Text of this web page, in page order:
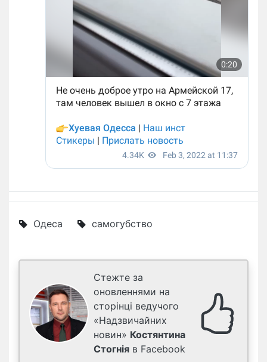
Одеса самогубство
Стежте за
оновленнями на
сторінці ведучого
«Надзвичайних
новин» Костянтина
Стогнія в Facebook